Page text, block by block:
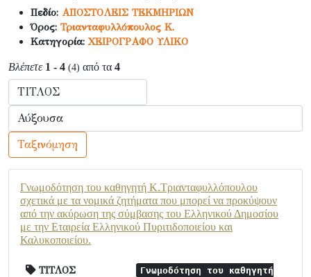
Πεδίο: ΑΠΟΣΤΟΛΕΙΣ ΤΕΚΜΗΡΙΩΝ
Όρος: Τριανταφυλλόπουλος Κ.
Κατηγορία:ΧΕΙΡΟΓΡΑΦΟ ΥΛΙΚΟ
Βλέπετε 1 - 4 (4) από τα 4
Ταξινόμηση
Γνωμοδότηση του καθηγητή Κ.Τριανταφυλλόπουλου
σχετικά με τα νομικά ζητήματα που μπορεί να προκύψουν
από την ακύρωση της σύμβασης του Ελληνικού Δημοσίου
με την Εταιρεία Ελληνικού Πυριτιδοποιείου και
Καλυκοποιείου.
ΤΙΤΛΟΣ
Γνωμοδότηση του καθηγητή